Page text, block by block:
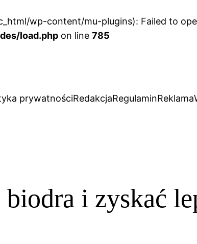
wp-content/mu-plugins): Failed to
load.php on line 785
prywatnościRedakcjaRegulaminReklama
i zyskać